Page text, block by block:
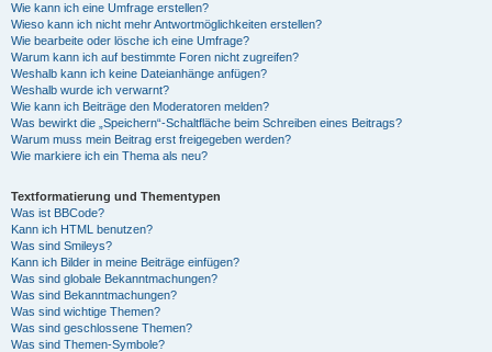
Wie kann ich eine Umfrage erstellen?
Wieso kann ich nicht mehr Antwortmöglichkeiten erstellen?
Wie bearbeite oder lösche ich eine Umfrage?
Warum kann ich auf bestimmte Foren nicht zugreifen?
Weshalb kann ich keine Dateianhänge anfügen?
Weshalb wurde ich verwarnt?
Wie kann ich Beiträge den Moderatoren melden?
Was bewirkt die „Speichern“-Schaltfläche beim Schreiben eines Beitrags?
Warum muss mein Beitrag erst freigegeben werden?
Wie markiere ich ein Thema als neu?
Textformatierung und Thementypen
Was ist BBCode?
Kann ich HTML benutzen?
Was sind Smileys?
Kann ich Bilder in meine Beiträge einfügen?
Was sind globale Bekanntmachungen?
Was sind Bekanntmachungen?
Was sind wichtige Themen?
Was sind geschlossene Themen?
Was sind Themen-Symbole?